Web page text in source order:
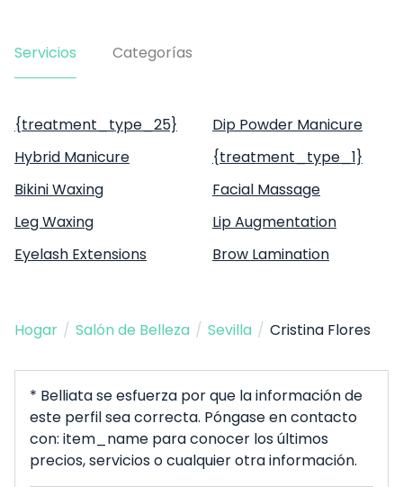
Servicios Categorías
{treatment_type_25}
Dip Powder Manicure
Hybrid Manicure
{treatment_type_1}
Bikini Waxing
Facial Massage
Leg Waxing
Lip Augmentation
Eyelash Extensions
Brow Lamination
Hogar / Salón de Belleza / Sevilla / Cristina Flores
* Belliata se esfuerza por que la información de
este perfil sea correcta. Póngase en contacto
con: item_name para conocer los últimos
precios, servicios o cualquier otra información.